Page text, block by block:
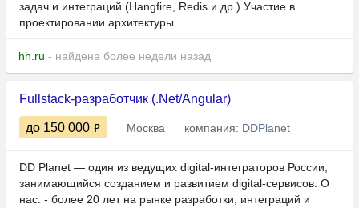
задач и интеграций (Hangfire, Redis и др.) Участие в
проектировании архитектуры...
hh.ru - найдена более недели назад
Fullstack-разработчик (.Net/Angular)
до 150 000 Москва компания: DDPlanet
DD Planet — один из ведущих digital-интеграторов России,
занимающийся созданием и развитием digital-сервисов. О
нас: - более 20 лет на рынке разработки, интеграций и